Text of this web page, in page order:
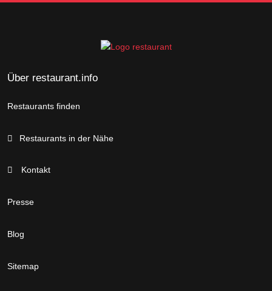
Über restaurant.info
Restaurants finden
Restaurants in der Nähe
Kontakt
Presse
Blog
Sitemap